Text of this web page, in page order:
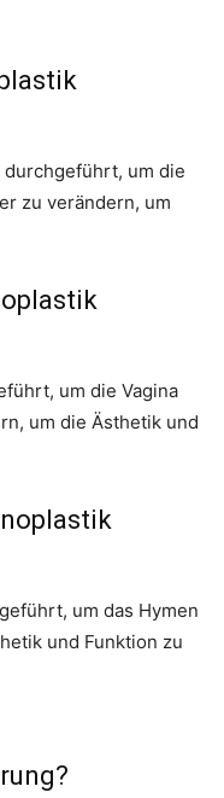
um die
zu verändern, um
um die Vagina
um die Ästhetik und
um das Hymen
und Funktion zu